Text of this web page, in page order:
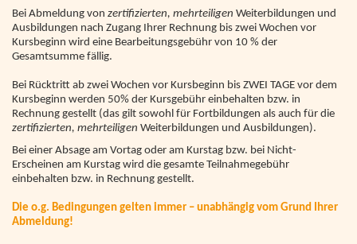
Bei Abmeldung von zertifizierten, mehrteiligen Weiterbildungen und
Ausbildungen nach Zugang Ihrer Rechnung bis zwei Wochen vor
Kursbeginn wird eine Bearbeitungsgebühr von 10 % der
Gesamtsumme fällig.
Bei Rücktritt ab zwei Wochen vor Kursbeginn bis ZWEI TAGE vor dem
Kursbeginn werden 50% der Kursgebühr einbehalten bzw. in
Rechnung gestellt (das gilt sowohl für Fortbildungen als auch für die
zertifizierten, mehrteiligen Weiterbildungen und Ausbildungen).
Bei einer Absage am Vortag oder am Kurstag bzw. bei Nicht-
Erscheinen am Kurstag wird die gesamte Teilnahmegebühr
einbehalten bzw. in Rechnung gestellt.
Die o.g. Bedingungen gelten immer – unabhängig vom Grund Ihrer
Abmeldung!